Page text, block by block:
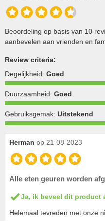
Beoordeling op basis van 10
aanbevelen aan vrienden en
Review criteria:
Degelijkheid: Goed
Duurzaamheid: Goed
Gebruiksgemak: Uitstekend
Herman op 21-08-2023
Alle eten geuren worden
Ja, ik beveel dit product
Helemaal tevreden met onze